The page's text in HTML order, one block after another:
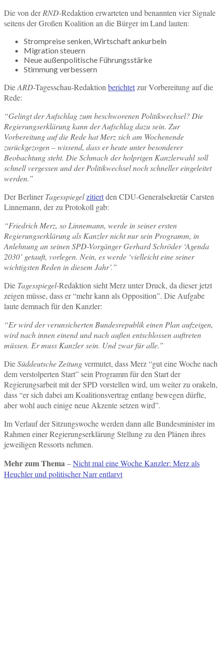
Die von derRND-Redaktion erwarteten und benannten vier Signale
seitens der Großen Koalition an die Bürger im Land lauten:
Strompreise senken, Wirtschaft ankurbeln
Migration steuern
Neue außenpolitische Führungsstärke
Stimmung verbessern
DieARD-Tagesschau-Redaktion berichtetzur Vorbereitung auf die
Rede:
“Gelingt der Aufschlag zum beschworenen Politikwechsel? Die
Regierungserklärung kann der Aufschlag dazu sein. Zur
Vorbereitung auf die Rede hat Merz sich am Wochenende
zurückgezogen – wissend, dass er heute unter besonderer
Beobachtung steht. Die Schmach der holprigen Kanzlerwahl soll
schnell vergessen und der Politikwechsel noch schneller eingeleitet
werden.”
Der BerlinerTagesspiegelzitiertden CDU-Generalsekretär Carsten
Linnemann, der zu Protokoll gab:
“Friedrich Merz, so Linnemann, werde in seiner ersten
Regierungserklärung als Kanzler nicht nur sein Programm, in
Anlehnung an seinen SPD-Vorgänger Gerhard Schröder ‘Agenda
2030’ getauft, vorlegen. Nein, es werde ‘vielleicht eine seiner
wichtigsten Reden in diesem Jahr’.”
Die Tagesspiegel-Redaktion sieht Merz unter Druck, da dieser jetzt
zeigen müsse, dass er “mehr kann als Opposition”. Die Aufgabe
laute demnach für den Kanzler:
“Er wird der verunsicherten Bundesrepublik einen Plan aufzeigen,
wird nach innen einend und nach außen entschlossen auftreten
müssen. Er muss Kanzler sein. Und zwar für alle.”
DieSüddeutsche Zeitungvermutet, dass Merz “gut eine Woche nach
dem verstolperten Start” sein Programm für den Start der
Regierungsarbeit mit der SPD vorstellen wird, um weiter zu orakeln,
dass “er sich dabei am Koalitionsvertrag entlang bewegen dürfte,
aber wohl auch einige neue Akzente setzen wird”.
Im Verlauf der Sitzungswoche werden dann alle Bundesminister im
Rahmen einer Regierungserklärung Stellung zu den Plänen ihres
jeweiligen Ressorts nehmen.
Mehr zum Thema–Nicht mal eine Woche Kanzler: Merz als
Heuchler und politischer Narr entlarvt